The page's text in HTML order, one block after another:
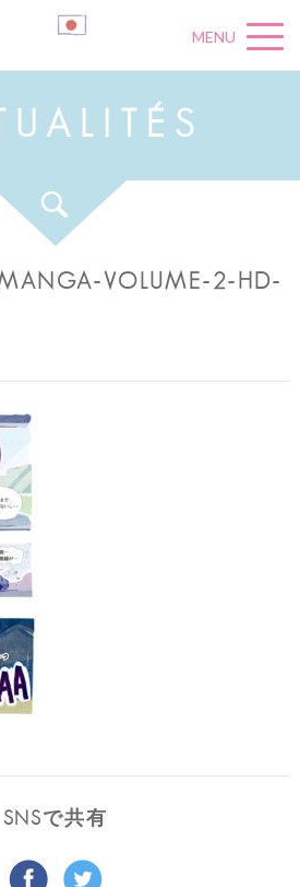
MENU
U A L É S
VOLUME-2-HD-
SNSで共有